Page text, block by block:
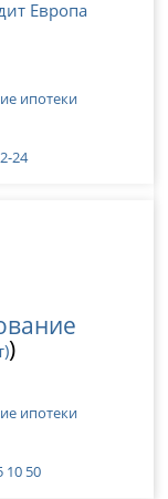
Европа
ипотеки
24
)
ипотеки
10 50